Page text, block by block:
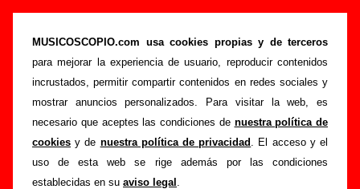
MUSICOSCOPIO.com usa cookies propias y de terceros
para mejorar la experiencia de usuario, reproducir contenidos
incrustados, permitir compartir contenidos en redes sociales y
mostrar anuncios personalizados. Para visitar la web, es
necesario que aceptes las condiciones de nuestra política de
cookies y de nuestra política de privacidad . El acceso y el
uso de esta web se rige además por las condiciones
establecidas en su aviso legal .
Discos y recopilatorios del año 2002
(ordenados por artista, página 5)
Portada >Discos >Año 2002 >Del 121 al 150
Esta página muestra una lista con algunos de los
discospublicados durante elaño 2002sobre los que hay
información en Musicoscopio y que incluyeron canciones de
bandas y cantantes españoles
. La lista está ordenada
alfabéticamente por el nombre del intérprete